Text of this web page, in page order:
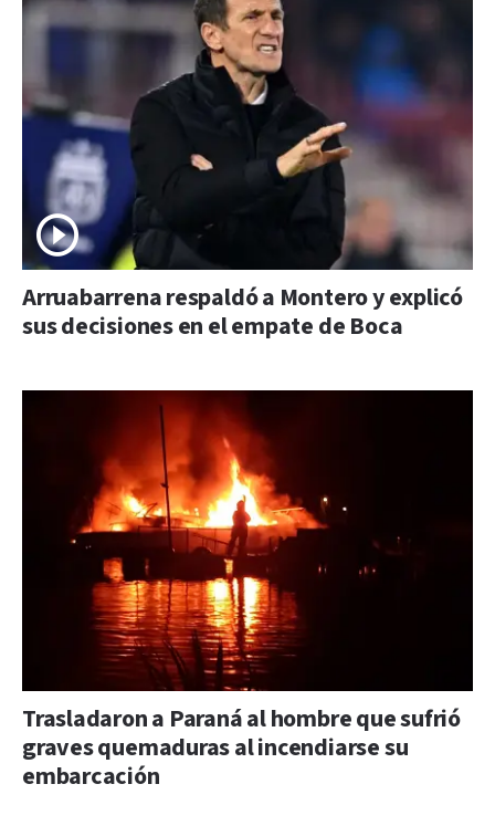
Arruabarrena respaldó a Montero y explicó
sus decisiones en el empate de Boca
Trasladaron a Paraná al hombre que sufrió
graves quemaduras al incendiarse su
embarcación